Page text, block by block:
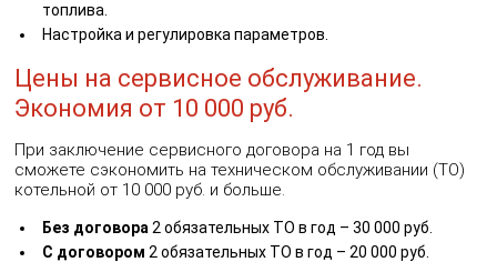
топлива.
Настройка и регулировка параметров.
Цены на сервисное обслуживание.
Экономия от 10 000 руб.
При заключение сервисного договора на 1 год вы
сможете сэкономить на техническом обслуживании (ТО)
котельной от 10 000 руб. и больше.
Без договора 2 обязательных ТО в год – 30 000 руб.
С договором 2 обязательных ТО в год – 20 000 руб.